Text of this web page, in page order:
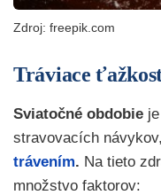
Zdroj: freepik.com
Tráviace
Sviatočné obdobie
stravovacích
trávením. Na tieto
množstvo faktorov: